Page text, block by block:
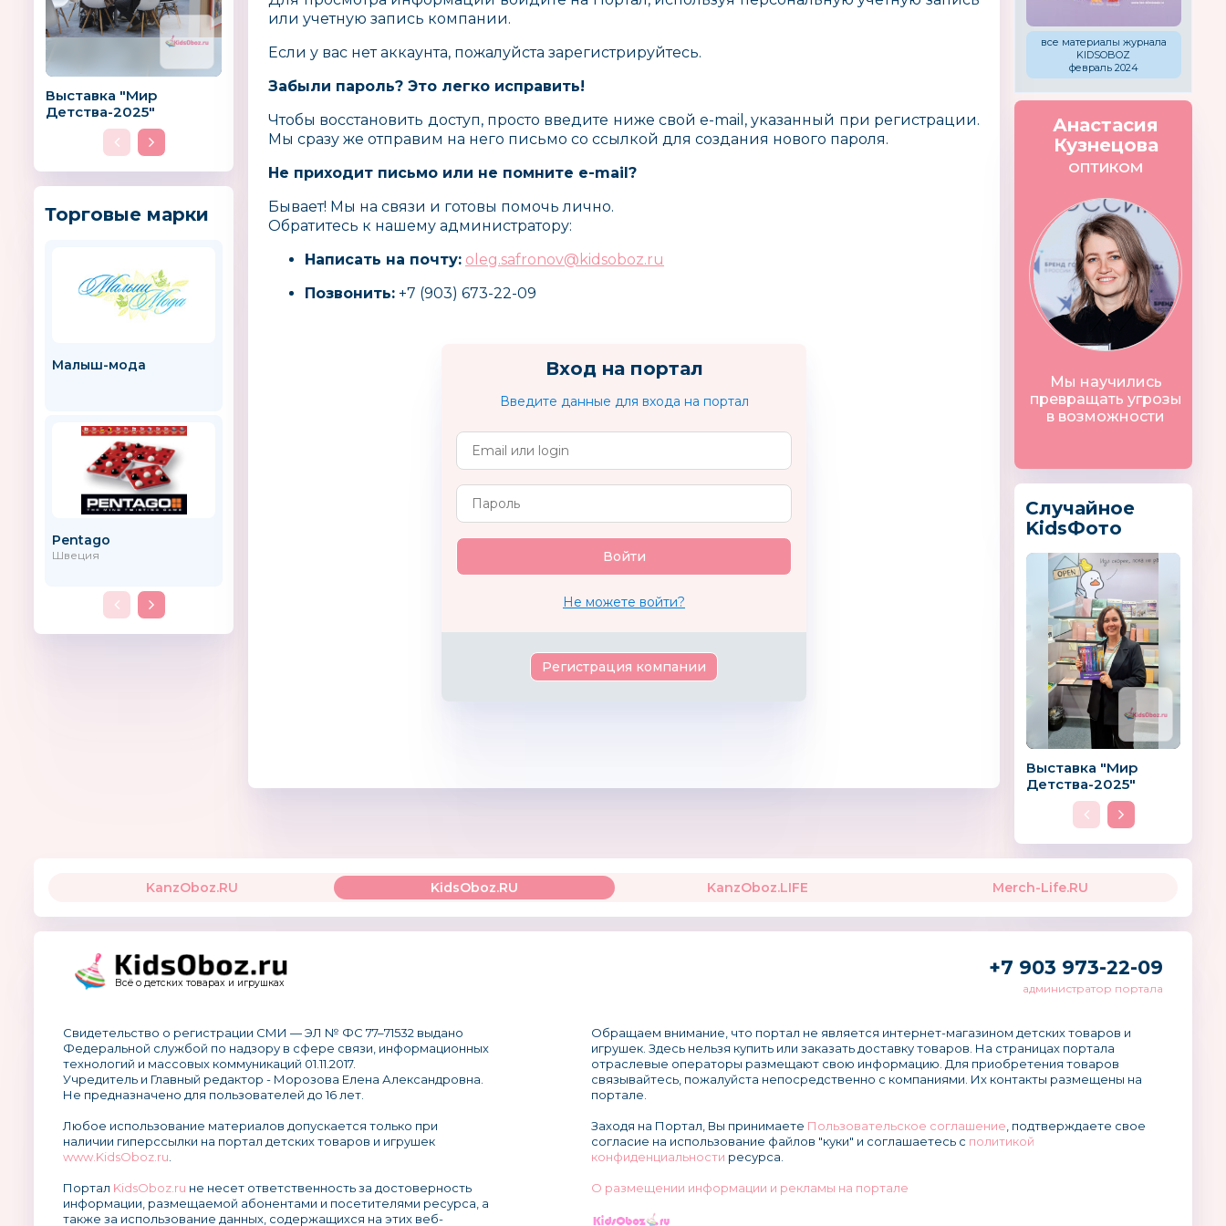
Выставка "Мир
Детства-2025"
Торговые марки
Малыш-мода
Pentago
Швеция
PocketPotty
Noony
Россия
Flow
Нидерланды
TITAN-595
Германия
или учетную запись компании.
Если у вас нет аккаунта, пожалуйста зарегистрируйтесь.
Забыли пароль? Это легко исправить!
Чтобы восстановить доступ, просто введите ниже свой e-mail, указанный при регистрации.
Мы сразу же отправим на него письмо со ссылкой для создания нового пароля.
Не приходит письмо или не помните e-mail?
Бывает! Мы на связи и готовы помочь лично.
Обратитесь к нашему администратору:
Написать на почту: oleg.safronov@kidsoboz.ru
Позвонить: +7 (903) 673-22-09
Вход на портал
Введите данные для входа на портал
Не можете войти?
Регистрация компании
все материалы журнала
KIDSOBOZ
февраль 2024
Анастасия
Кузнецова
ОПТИКОМ
Мы научились
превращать угрозы
в возможности
Случайное
KidsФото
Выставка "Мир
Детства-2025"
KanzOboz.RU KidsOboz.RU KanzOboz.LIFE Merch-Life.RU
Всё о детских товарах и игрушках
+7 903 973-22-09
администратор портала
Свидетельство о регистрации СМИ — ЭЛ № ФС 77–71532 выдано
Федеральной службой по надзору в сфере связи, информационных
технологий и массовых коммуникаций 01.11.2017.
Учредитель и Главный редактор - Морозова Елена Александровна.
Не предназначено для пользователей до 16 лет.
Любое использование материалов допускается только при
наличии гиперссылки на портал детских товаров и игрушек
www.KidsOboz.ru
Портал KidsOboz.ru не несет ответственность за достоверность
информации, размещаемой абонентами и посетителями ресурса, а
также за использование данных, содержащихся на этих веб-
Обращаем внимание, что портал не является интернет-магазином детских товаров и
игрушек. Здесь нельзя купить или заказать доставку товаров. На страницах портала
отраслевые операторы размещают свою информацию. Для приобретения товаров
связывайтесь, пожалуйста непосредственно с компаниями. Их контакты размещены на
портале.
Заходя на Портал, Вы принимаете Пользовательское соглашение , подтверждаете свое
согласие на использование файлов "куки" и соглашаетесь с политикой
конфиденциальности ресурса.
О размещении информации и рекламы на портале